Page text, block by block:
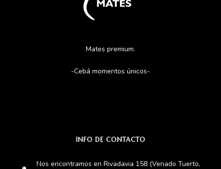
Mates premium.
-Cebá momentos únicos-
INFO DE CONTACTO
Nos encontramos en Rivadavia 158 (Venado Tuerto,